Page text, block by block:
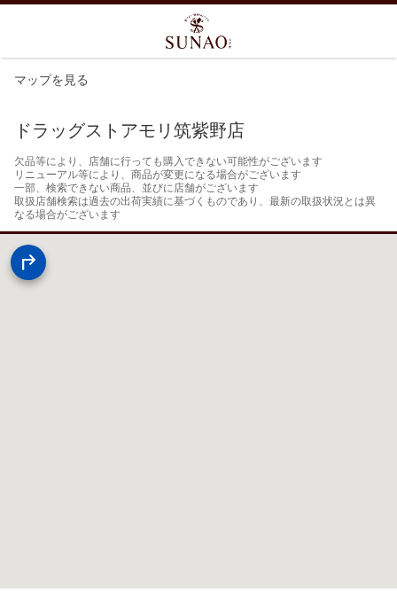
マップを見る
ドラッグストアモリ筑紫野店
欠品等により、店舗に行っても購入できない可能性がございます
リニューアル等により、商品が変更になる場合がございます
一部、検索できない商品、並びに店舗がございます
取扱店舗検索は過去の出荷実績に基づくものであり、最新の取扱状況とは異
なる場合がございます